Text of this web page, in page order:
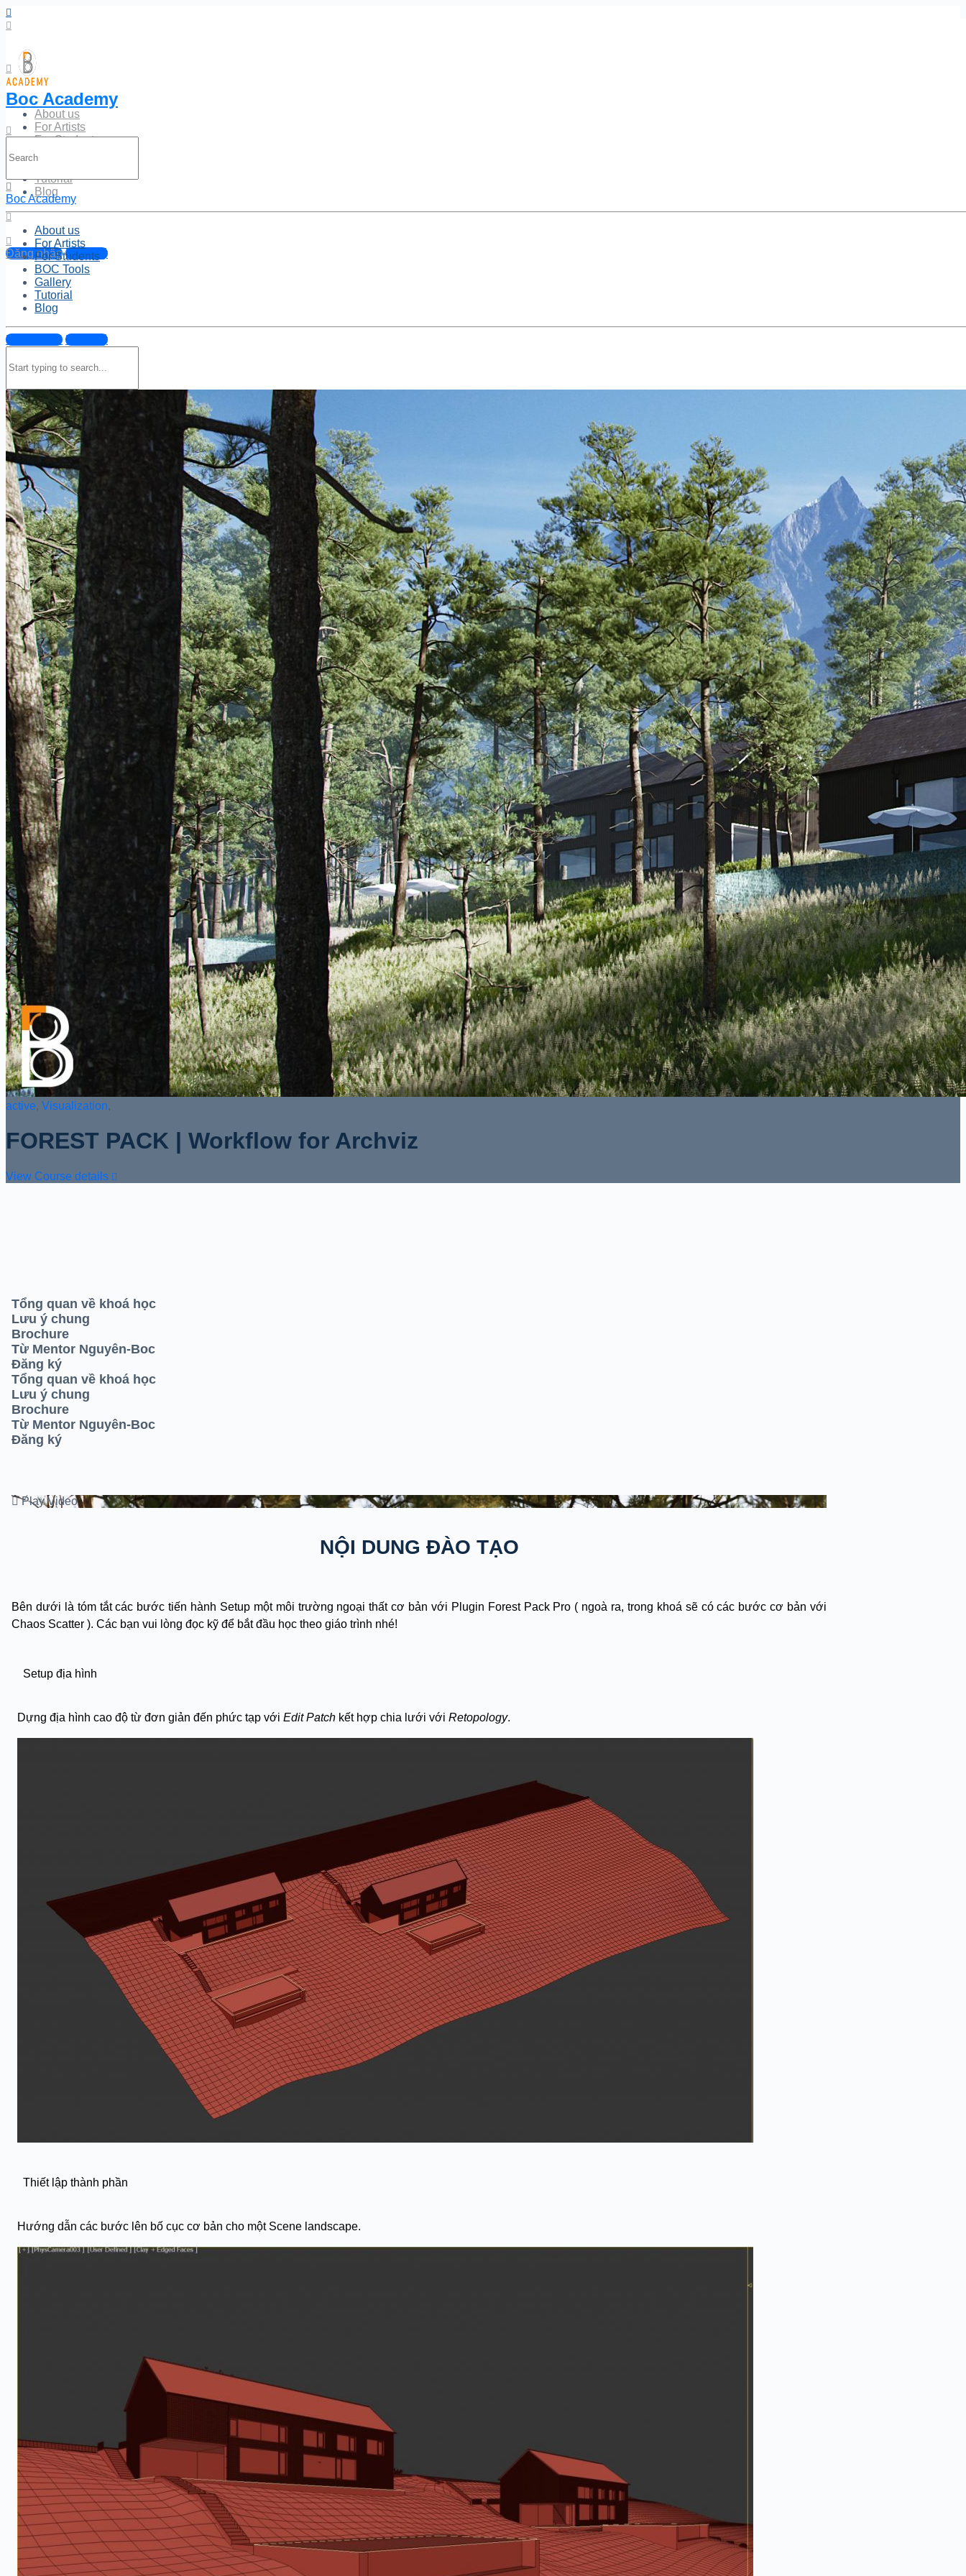
About us
For Artists
For Students
Tutorial
Blog
Đăng nhập Đăng ký
Boc Academy
for:
Boc Academy
About us
For Artists
For Students
BOC Tools
Gallery
Tutorial
Blog
Đăng nhập Đăng ký
for:
active, Visualization,
FOREST PACK | Workflow for Archviz
View Course details
Tổng quan về khoá học
Lưu ý chung
Brochure
Từ Mentor Nguyên-Boc
Đăng ký
Tổng quan về khoá học
Lưu ý chung
Brochure
Từ Mentor Nguyên-Boc
Đăng ký
Play Video
NỘI DUNG ĐÀO TẠO
Bên dưới là tóm tắt các bước tiến hành Setup một môi trường ngoại thất cơ bản với Plugin Forest Pack Pro ( ngoà ra, trong khoá sẽ có các bước cơ bản với
Chaos Scatter ). Các bạn vui lòng đọc kỹ để bắt đầu học theo giáo trình nhé!
Setup địa hình
Dựng địa hình cao độ từ đơn giản đến phức tạp với Edit Patch kết hợp chia lưới với Retopology.
Thiết lập thành phần
Hướng dẫn các bước lên bố cục cơ bản cho một Scene landscape.